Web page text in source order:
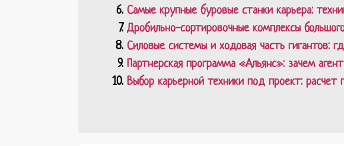
Самые крупные буровые станки карьера:
Дробильно-сортировочные комплексы
Силовые системы и ходовая часть гигантов:
Партнерская программа «Альянс»: зачем
Выбор карьерной техники под проект: